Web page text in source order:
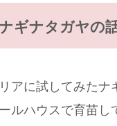
ギナタガヤの
アに試してみた
ルハウスで育苗し